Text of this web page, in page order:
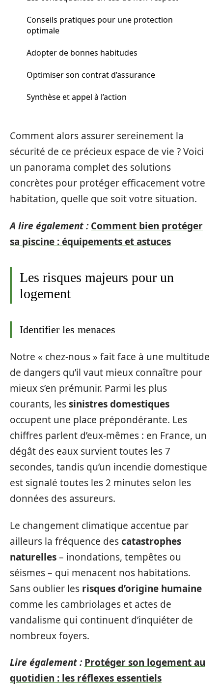
Conseils pratiques pour une protection
optimale
Adopter de bonnes habitudes
Optimiser son contrat d’assurance
Synthèse et appel à l’action
Comment alors assurer sereinement la
sécurité de ce précieux espace de vie ? Voici
un panorama complet des solutions
concrètes pour protéger efficacement votre
habitation, quelle que soit votre situation.
A lire également : Comment bien protéger
sa piscine : équipements et astuces
Les risques majeurs pour un
logement
Identifier les menaces
Notre « chez-nous » fait face à une multitude
de dangers qu’il vaut mieux connaître pour
mieux s’en prémunir. Parmi les plus
courants, lessinistres domestiques
occupent une place prépondérante. Les
chiffres parlent d’eux-mêmes : en France, un
dégât des eaux survient toutes les 7
secondes, tandis qu’un incendie domestique
est signalé toutes les 2 minutes selon les
données des assureurs.
Le changement climatique accentue par
ailleurs la fréquence descatastrophes
naturelles– inondations, tempêtes ou
séismes – qui menacent nos habitations.
Sans oublier les risques d’origine humaine
comme les cambriolages et actes de
vandalisme qui continuent d’inquiéter de
nombreux foyers.
Lire également : Protéger son logement au
quotidien : les réflexes essentiels